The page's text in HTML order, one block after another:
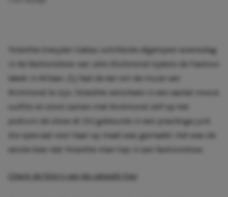
Yolanthe Sneijder-Cabau schitterde afgelopen woensdag
in de fashionshow van John Richmond tijdens de Fashion
Week in Milaan. Zij had de eer om de muze van
Richmond te zijn. Yolanthe verscheen in een aantal mooie
outfits en sloot samen met Richmond zelf op het
podium de show af. Dit gebeurde in een prachtige jurk
die speciaal voor haar op maat was gemaakt. Het was de
eerste keer dat Yolanthe mee liep in een fashionshow.
Check de foto’s van de catwalk hier